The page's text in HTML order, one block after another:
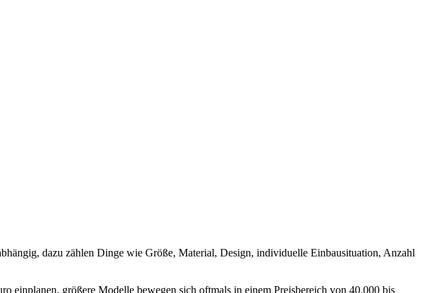
dazu zählen Dinge wie Größe, Material, Design, individuelle Einbausituation, Anzahl
einplanen, größere Modelle bewegen sich oftmals in einem Preisbereich von 40.000 bis